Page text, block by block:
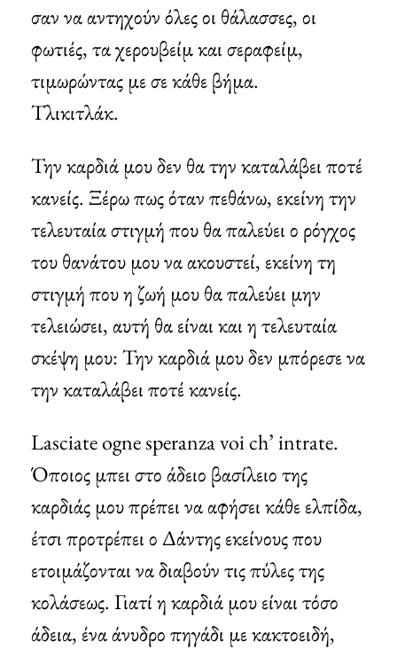
σαν να αντηχούν όλες οι θάλασσες, οι
φωτιές, τα χερουβείμ και σεραφείμ,
τιμωρώντας με σε κάθε βήμα.
Τλικιτλάκ.
Την καρδιά μου δεν θα την καταλάβει ποτέ
κανείς. Ξέρω πως όταν πεθάνω, εκείνη την
τελευταία στιγμή που θα παλεύει ο ρόγχος
του θανάτου μου να ακουστεί, εκείνη τη
στιγμή που η ζωή μου θα παλεύει μην
τελειώσει, αυτή θα είναι και η τελευταία
σκέψη μου: Την καρδιά μου δεν μπόρεσε να
την καταλάβει ποτέ κανείς.
Lasciate ogne speranza voi ch’ intrate.
Όποιος μπει στο άδειο βασίλειο της
καρδιάς μου πρέπει να αφήσει κάθε ελπίδα,
έτσι προτρέπει ο Δάντης εκείνους που
ετοιμάζονται να διαβούν τις πύλες της
κολάσεως. Γιατί η καρδιά μου είναι τόσο
άδεια, ένα άνυδρο πηγάδι με κακτοειδή,